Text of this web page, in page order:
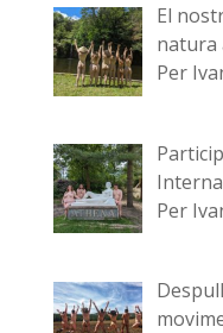
El
natura
Per
Per